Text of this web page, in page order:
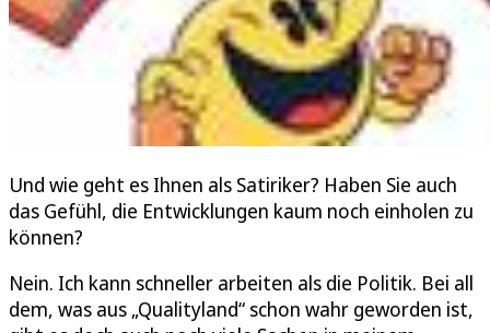
Und wie geht es Ihnen als Satiriker? Haben Sie auch
das Gefühl, die Entwicklungen kaum noch einholen zu
können?
Nein. Ich kann schneller arbeiten als die Politik. Bei all
dem, was aus „Qualityland“ schon wahr geworden ist,